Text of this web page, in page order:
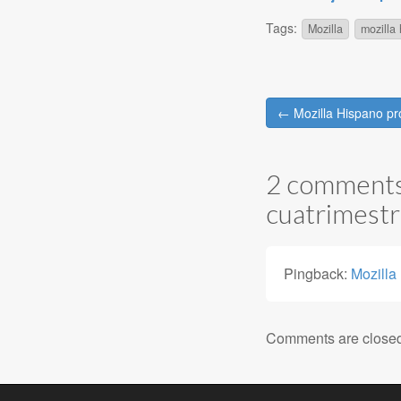
Tags: Mozilla mozilla
Post
navigation
← Mozilla Hispano
2
Pingback: Mozilla
Comments are